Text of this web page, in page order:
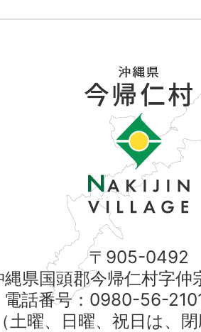
〒905-0492
縄県国頭郡今帰仁村字仲
電話番号：0980-56-
（土曜、日曜、祝日は、